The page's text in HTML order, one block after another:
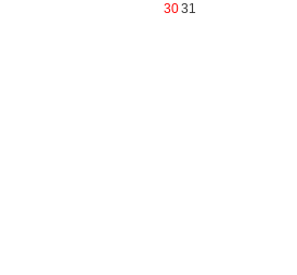
3031